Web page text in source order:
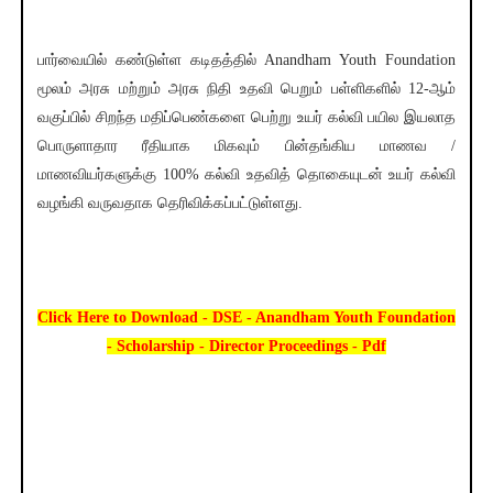
பார்வையில் கண்டுள்ள கடிதத்தில் Anandham Youth Foundation
மூலம் அரசு மற்றும் அரசு நிதி உதவி பெறும் பள்ளிகளில் 12-ஆம்
வகுப்பில் சிறந்த மதிப்பெண்களை பெற்று உயர் கல்வி பயில இயலாத
பொருளாதார ரீதியாக மிகவும் பின்தங்கிய மாணவ /
மாணவியர்களுக்கு 100% கல்வி உதவித் தொகையுடன் உயர் கல்வி
வழங்கி வருவதாக தெரிவிக்கப்பட்டுள்ளது.
Click Here to Download - DSE - Anandham Youth Foundation
- Scholarship - Director Proceedings - Pdf